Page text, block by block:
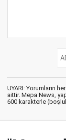
UYARI: Yorumların
aittir. Mepa News,
600 karakterle